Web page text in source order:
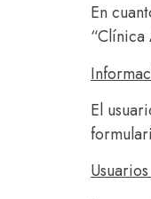
En
El